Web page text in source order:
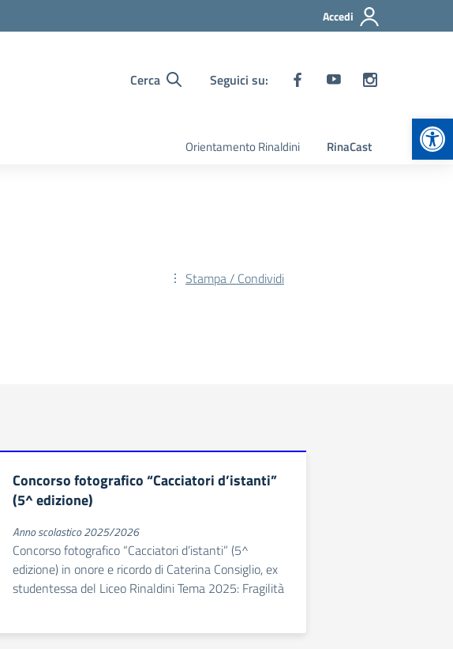
Accedi
Cerca Seguici su:
Orientamento Rinaldini RinaCast
Stampa / Condividi
Concorso fotografico “Cacciatori d’istanti”
(5^ edizione)
Anno scolastico 2025/2026
Concorso fotografico “Cacciatori d’istanti” (5^
edizione) in onore e ricordo di Caterina Consiglio, ex
studentessa del Liceo Rinaldini Tema 2025: Fragilità